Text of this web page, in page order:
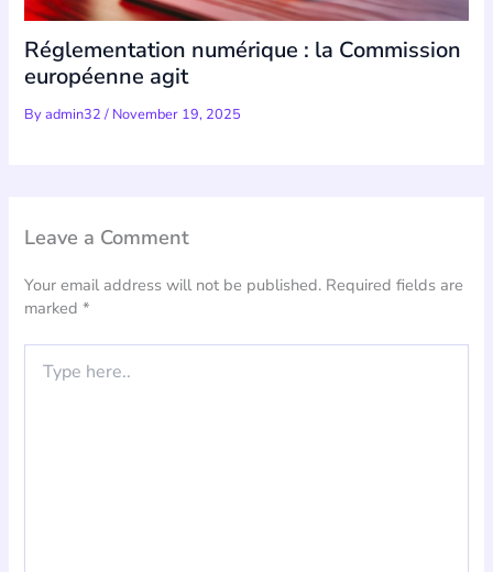
Réglementation numérique : la Commission
européenne agit
Byadmin32/ November 19, 2025
Leave a Comment
Your email address will not be published. Required fields are
marked*
here..